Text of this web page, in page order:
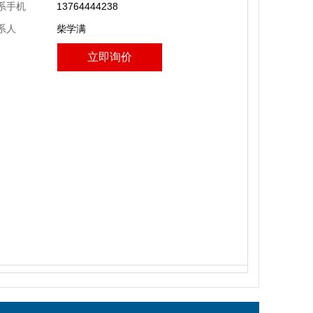
手机
13764444238
人
柴学满
立即询价